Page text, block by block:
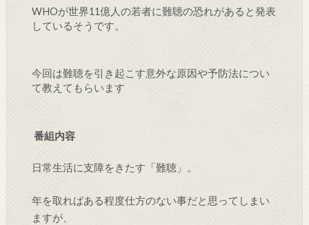
WHOが世界11億人の若者に難聴の恐れがあると発表
しているそうです。
今回は難聴を引き起こす意外な原因や予防法につい
て教えてもらいます
番組内容
日常生活に支障をきたす「難聴」。
年を取ればある程度仕方のない事だと思ってしまい
ますが、